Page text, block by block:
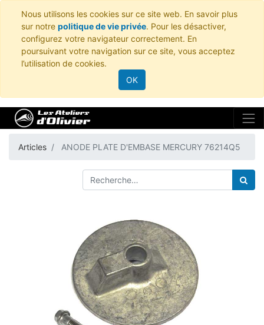
Nous utilisons les cookies sur ce site web. En savoir plus
sur notre politique de vie privée. Pour les désactiver,
configurez votre navigateur correctement. En
poursuivant votre navigation sur ce site, vous acceptez
l’utilisation de cookies.
OK
Articles ANODE PLATE D'EMBASE MERCURY 76214Q5